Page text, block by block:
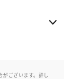
ございます。詳し